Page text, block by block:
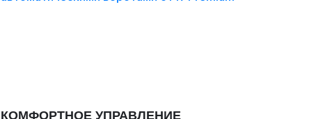
КОМФОРТНОЕ УПРАВЛЕНИЕ